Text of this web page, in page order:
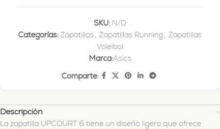
SKU: N/D
Categorías: Zapatillas , Zapatillas Running, Zapatillas
Voleibol
Marca:Asics
Comparte:
Descripción
La zapatilla UPCOURT 6 tiene un diseño ligero que ofrece